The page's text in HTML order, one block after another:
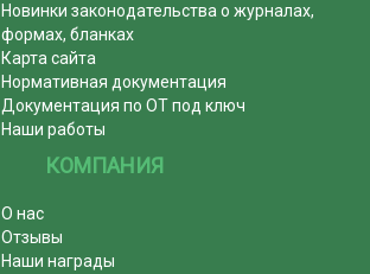
Новинки законодательства о журналах,
формах, бланках
Карта сайта
Нормативная документация
Документация по ОТ под ключ
Наши работы
КОМПАНИЯ
О нас
Отзывы
Наши награды